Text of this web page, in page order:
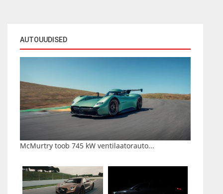
AUTOUUDISED
McMurtry toob 745 kW ventilaatorauto...